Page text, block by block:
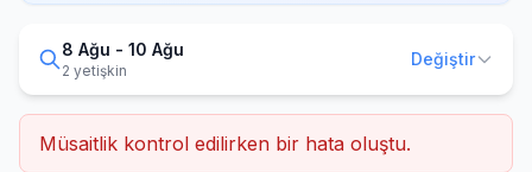
8 Ağu - 10 Ağu
2 yetişkin
Değiştir
Müsaitlik kontrol edilirken bir hata oluştu.